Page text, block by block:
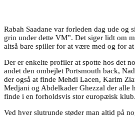
Rabah Saadane var forleden dag ude og
grin under dette VM”. Det siger lidt om
altså bare spiller for at være med og for
Der er enkelte profiler at spotte hos det
andet den ombejlet Portsmouth back,
der også at finde Mehdi Lacen, Karim
Medjani og Abdelkader Ghezzal der alle
finde i en forholdsvis stor europæisk klub.
Ved hver slutrunde støder man altid på